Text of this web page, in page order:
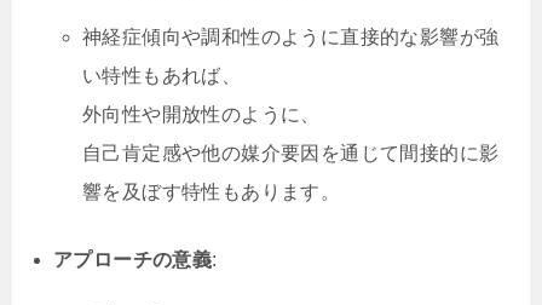
神経症傾向や調和性のように直接的な影響が強
い特性もあれば、
外向性や開放性のように、
自己肯定感や他の媒介要因を通じて間接的に影
響を及ぼす特性もあります。
アプローチの意義: